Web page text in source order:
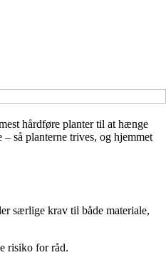
hårdføre planter til at hænge
så planterne trives, og hjemmet
særlige krav til både materiale,
risiko for råd.